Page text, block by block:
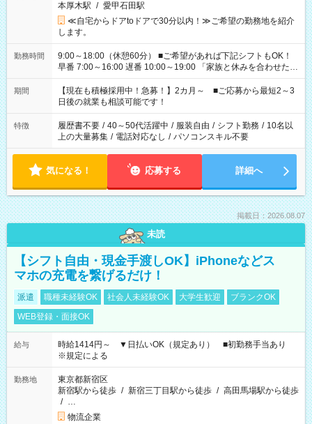
本厚木駅 / 愛甲石田駅
≪自宅からドアtoドアで30分以内！≫ご希望の勤務地を紹介
します。
勤務時間
9:00～18:00（休憩60分） ■ご希望があれば下記シフトもOK！
早番 7:00～16:00 遅番 10:00～19:00 「家族と休みを合わせた
い」 「余裕を持って夕飯の準備がしたい」 「できれば残業はし
たくない」 など、ご希望を教えてくださいね。 ※Wワーク希望
の方へ 今ご覧のお仕事で希望する勤務時間と、もう1つのお仕事
の勤務時間。 合計で週40時間を超える場合は応募できません。
期間
【現在も積極採用中！急募！】2カ月～ ■ご応募から最短2～3
日後の就業も相談可能です！
特徴 履歴書不要 / 40～50代活躍中 / 服装自由 / シフト勤務 / 10名以
上の大量募集 / 電話対応なし / パソコンスキル不要
気になる！ 応募する 詳細へ
掲載日：2026.08.07
未読
【シフト自由・現金手渡しOK】iPhoneなどス
マホの充電を繋げるだけ！
派遣 職種未経験OK 社会人未経験OK 大学生歓迎
ブランクOK
WEB登録・面接OK
給与
時給1414円～ ▼日払いOK（規定あり） ■初勤務手当あり
※規定による
勤務地
東京都新宿区
新宿駅から徒歩 / 新宿三丁目駅から徒歩 / 高田馬場駅から徒歩
/ …
物流企業